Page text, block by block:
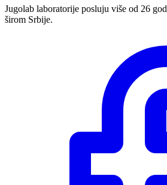
Jugolab laboratorije posluju više od 26
širom Srbije.